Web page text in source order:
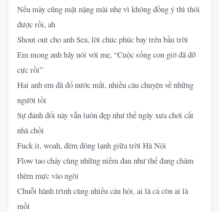
Nếu mày cũng mặt nặng mài nhẹ vì không đồng ý thì thôi
được rồi, ah
Shout out cho anh Sea, lời chúc phúc bay trên bầu trời
Em mong anh hãy nói với mẹ, “Cuộc sống con giờ đã đỡ
cực rồi”
Hai anh em đã đổ nước mắt, nhiều câu chuyện về những
người tồi
Sự đánh đổi này vẫn luôn đẹp như thể ngày xưa chơi cất
nhà chồi
Fuck it, woah, đêm đông lạnh giữa trời Hà Nội
Flow tao chảy cùng những niềm đau như thể đang châm
thêm mực vào ngòi
Chuỗi hành trình cùng nhiều câu hỏi, ai là cá còn ai là
mồi